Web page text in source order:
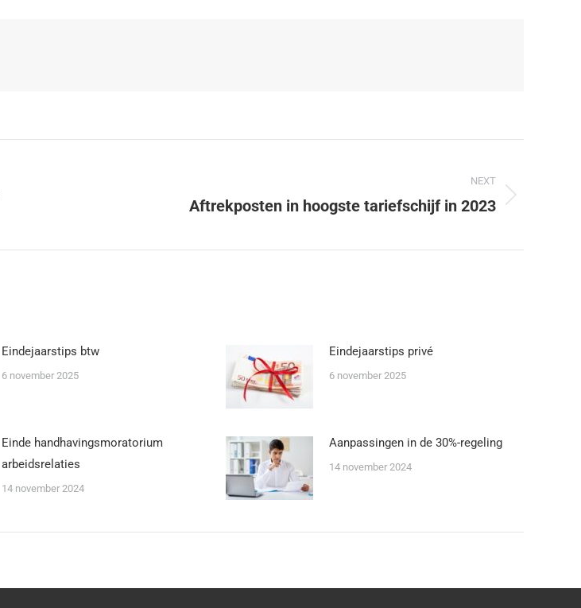
NEXT
Aftrekposten in hoogste tariefschijf in 2023
Eindejaarstips btw
6 november 2025
Eindejaarstips privé
6 november 2025
Einde handhavingsmoratorium
arbeidsrelaties
14 november 2024
Aanpassingen in de 30%-regeling
14 november 2024